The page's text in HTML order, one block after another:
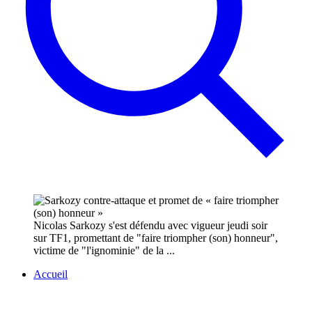
Nicolas Sarkozy s'est défendu avec vigueur jeudi soir
sur TF1, promettant de "faire triompher (son) honneur",
victime de "l'ignominie" de la ...
Accueil